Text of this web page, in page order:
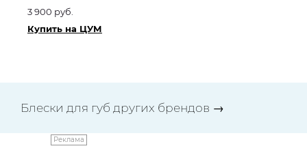
3 900 руб.
Купить на ЦУМ
Блески для губ других брендов →
Реклама